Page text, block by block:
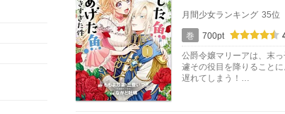
月間少女ランキング 35位
巻 700pt
公爵令嬢マリーアは、末
遽その役目を降りること
遅れてしまう！…